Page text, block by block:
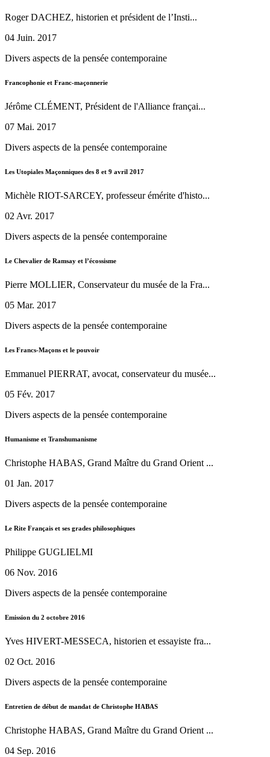
Roger DACHEZ, historien et président de l’Insti...
04 Juin. 2017
Divers aspects de la pensée contemporaine
Francophonie et Franc-maçonnerie
Jérôme CLÉMENT, Président de l'Alliance françai...
07 Mai. 2017
Divers aspects de la pensée contemporaine
Les Utopiales Maçonniques des 8 et 9 avril 2017
Michèle RIOT-SARCEY, professeur émérite d'histo...
02 Avr. 2017
Divers aspects de la pensée contemporaine
Le Chevalier de Ramsay et l’écossisme
Pierre MOLLIER, Conservateur du musée de la Fra...
05 Mar. 2017
Divers aspects de la pensée contemporaine
Les Francs-Maçons et le pouvoir
Emmanuel PIERRAT, avocat, conservateur du musée...
05 Fév. 2017
Divers aspects de la pensée contemporaine
Humanisme et Transhumanisme
Christophe HABAS, Grand Maître du Grand Orient ...
01 Jan. 2017
Divers aspects de la pensée contemporaine
Le Rite Français et ses grades philosophiques
Philippe GUGLIELMI
06 Nov. 2016
Divers aspects de la pensée contemporaine
Emission du 2 octobre 2016
Yves HIVERT-MESSECA, historien et essayiste fra...
02 Oct. 2016
Divers aspects de la pensée contemporaine
Entretien de début de mandat de Christophe HABAS
Christophe HABAS, Grand Maître du Grand Orient ...
04 Sep. 2016